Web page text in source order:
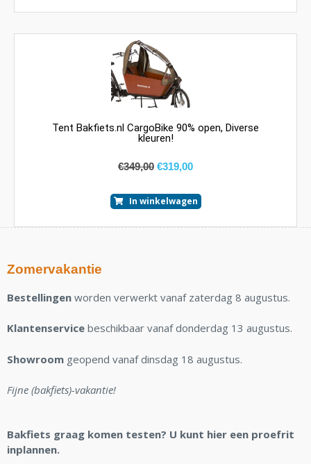
Tent Bakfiets.nl CargoBike 90% open, Diverse
kleuren!
€349,00 €319,00
In winkelwagen
Zomervakantie
Bestellingen worden verwerkt vanaf zaterdag 8 augustus.
Klantenservice beschikbaar vanaf donderdag 13 augustus.
Showroom geopend vanaf dinsdag 18 augustus.
Fijne (bakfiets)-vakantie!
Bakfiets graag komen testen? U kunt hier een proefrit
inplannen.